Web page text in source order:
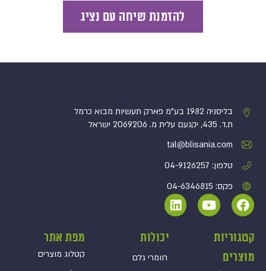
להזמנת שיחה עם נציג
בליסניה 1982 בע”מ פארק תעשיות מבוא כרמל
ת.ד. 435, יקנעם עלית מ. 2069206 ישראל
tal@blisania.com‏
טלפון: 04-9126257
פקס: 04-6346815
קטגוריות
מוצרים
יכולות
חומרי גלם
מפת אתר
קטלוג מוצרים